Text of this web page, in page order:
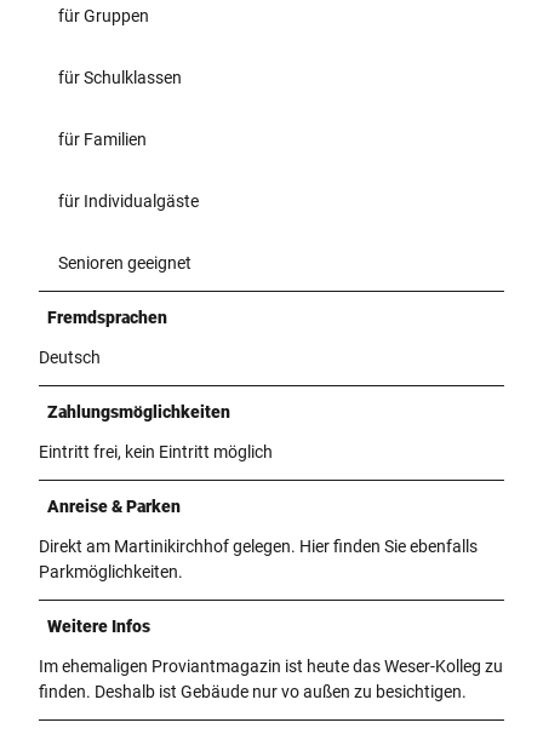
für Gruppen
für Schulklassen
für Familien
für Individualgäste
Senioren geeignet
Fremdsprachen
Deutsch
Zahlungsmöglichkeiten
Eintritt frei, kein Eintritt möglich
Anreise & Parken
Direkt am Martinikirchhof gelegen. Hier finden Sie ebenfalls
Parkmöglichkeiten.
Weitere Infos
Im ehemaligen Proviantmagazin ist heute das Weser-Kolleg zu
finden. Deshalb ist Gebäude nur vo außen zu besichtigen.